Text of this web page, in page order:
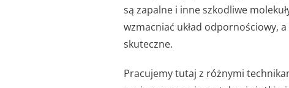
są zapalne i inne szkodliwe
wzmacniać układ odpornościowy,
skuteczne.
Pracujemy tutaj z różnymi